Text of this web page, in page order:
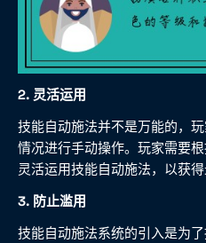
2. 灵活运用
技能自动施法并不是万能的，
情况进行手动操作。玩家需要
灵活运用技能自动施法，以获得
3. 防止滥用
技能自动施法系统的引入是为